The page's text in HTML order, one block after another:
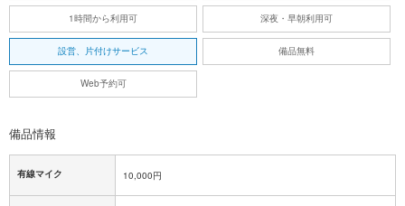
1時間から利用可 深夜・早朝利用可
設営、片付けサービス 備品無料
Web予約可
備品情報
有線マイク 10,000円